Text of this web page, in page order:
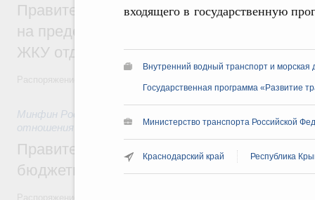
входящего в государственную
Внутренний водный транспорт и морская
Государственная программа «Развитие
Министерство транспорта Российской
Краснодарский край Республика
Правительство направит регионам
на предоставление мер социальной
ЖКУ отдельным категориям граждан
Минфин России
отношения
Правительство спишет часть
бюджетным кредитам ещё двум